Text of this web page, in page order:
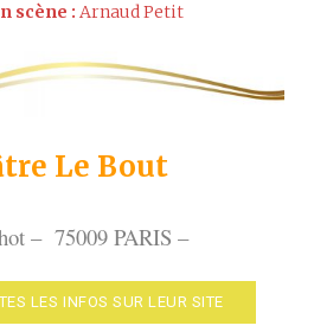
scène : Arnaud Petit
Le Bout
– 75009 PARIS –
LES INFOS SUR LEUR SITE